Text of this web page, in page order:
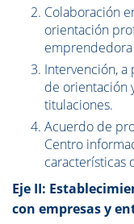
Colaboración
orientación
Intervención, a
de orientación
titulaciones.
Acuerdo de
Centro
características
Eje II:
con empresas y